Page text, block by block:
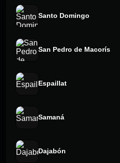
Santo Domingo
San Pedro de Macorís
Espaillat
Samaná
Dajabón